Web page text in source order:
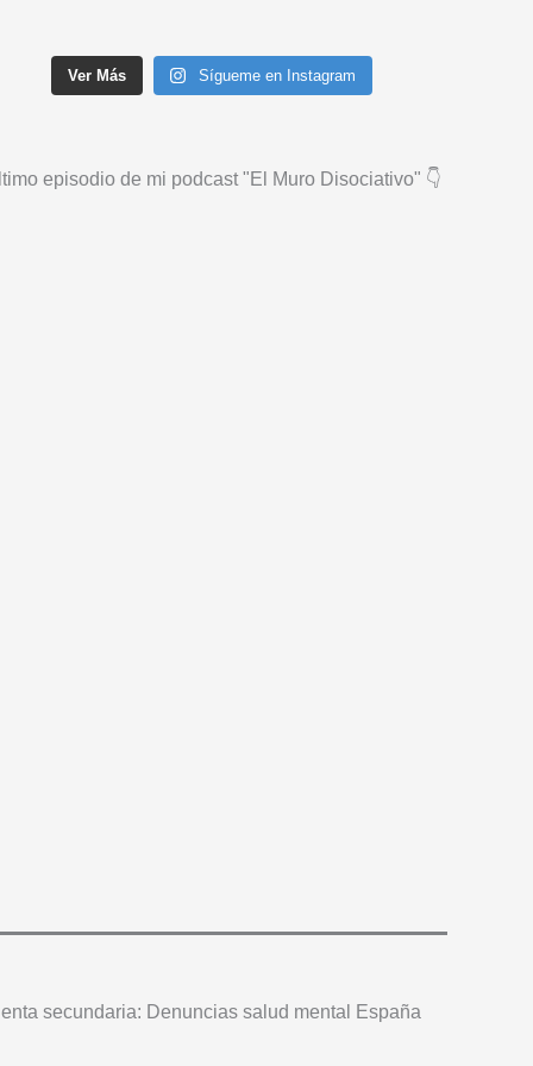
Ver Más Sígueme en Instagram
episodio de mi podcast "El Muro Disociativo" 👇
secundaria: Denuncias salud mental España